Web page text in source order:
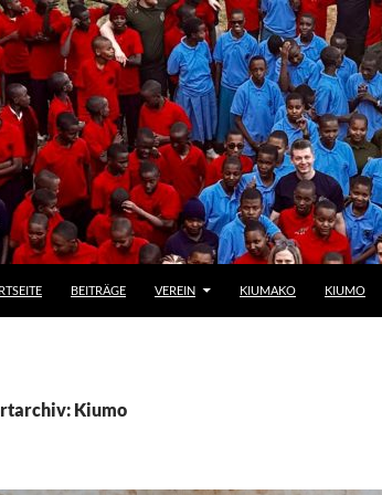
BEITRÄGE VEREIN KIUMAKO KIUMO
Kiumo